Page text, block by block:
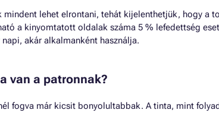
mindent lehet elrontani, tehát kijelenthetjük, hogy a
a kinyomtatott oldalak száma 5 % lefedettség
akár alkalmanként használja.
van a patronnak?
fogva már kicsit bonyolultabbak. A tinta, mint